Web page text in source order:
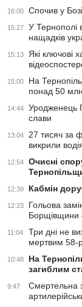
16:00 Спочив у
15:27
У Тернополі
нащадків
15:13
Які ключові
15:00
На
понад 50
14:44
Уродженець
слави
13:04
27 тисяч за
викрили
12:54
Очисні
12:39 Кабмін
12:23
Гольова
Борщівщини
11:04
Три дні не
мертвим 58-
10:48
На
загиблим
9:47
Смертельна